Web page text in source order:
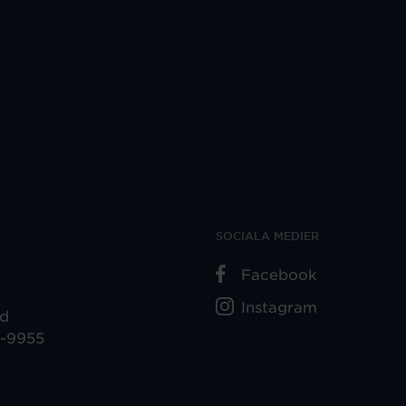
9955
SOCIALA MEDIER
Facebook
Instagram